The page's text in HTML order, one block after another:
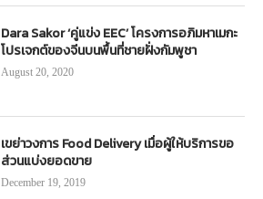
Dara Sakor ‘คู่แข่ง EEC’ โครงการอภิมหาเมกะ
โปรเจกต์ของจีนบนพื้นที่ชายฝั่งกัมพูชา
August 20, 2020
เขย่าวงการ Food Delivery เมื่อผู้ให้บริการขอ
ส่วนแบ่งยอดขาย
December 19, 2019